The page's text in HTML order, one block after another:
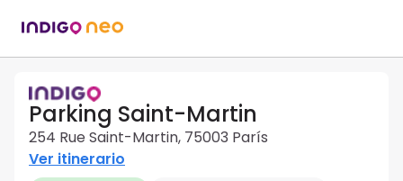
Parking Saint-Martin
254 Rue Saint-Martin, 75003 París
Ver itinerario